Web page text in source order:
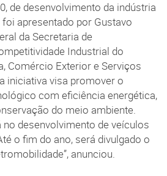
de desenvolvimento da indústria
apresentado por Gustavo
da Secretaria de
Industrial do
Comércio Exterior e Serviços
iniciativa visa promover o
com eficiência energética,
do meio ambiente.
desenvolvimento de veículos
o fim do ano, será divulgado o
anunciou.